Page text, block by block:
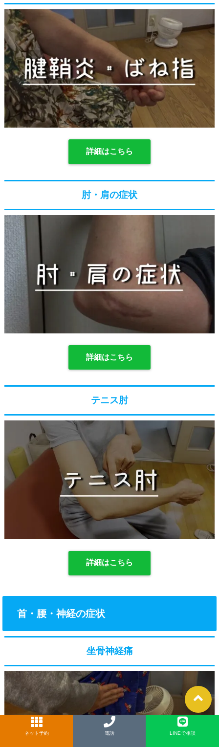
LINE
詳細はこちら
肘・肩の症状
詳細はこちら
テニス肘
詳細はこちら
首・腰・神経の症状
坐骨神経痛
ネット予約 電話 LINEで相談